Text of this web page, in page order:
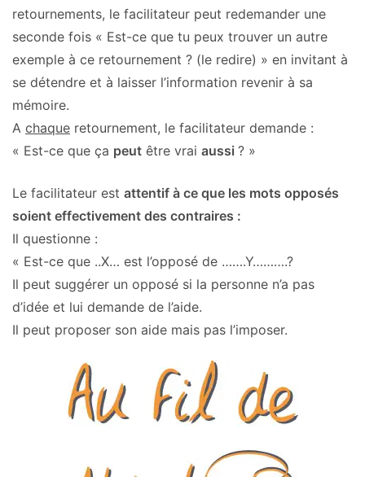
retournements, le facilitateur peut redemander une
seconde fois « Est-ce que tu peux trouver un autre
exemple à ce retournement ? (le redire) » en invitant à
se détendre et à laisser l’information revenir à sa
mémoire.
A chaque retournement, le facilitateur demande :
« Est-ce que ça peut être vrai aussi ? »
Le facilitateur est attentif à ce que les mots opposés
soient effectivement des contraires :
Il questionne :
« Est-ce que ..X… est l’opposé de …….Y……….?
Il peut suggérer un opposé si la personne n’a pas
d’idée et lui demande de l’aide.
Il peut proposer son aide mais pas l’imposer.